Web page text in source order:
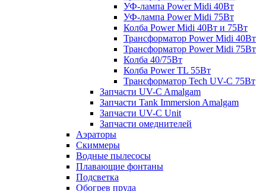
УФ-лампа Power Midi 40Вт
УФ-лампа Power Midi 75Вт
Колба Power Midi 40Вт и 75Вт
Трансформатор Power Midi 40Вт
Трансформатор Power Midi 75Вт
Колба 40/75Вт
Колба Power TL 55Вт
Трансформатор Tech UV-C 75Вт
Запчасти UV-C Amalgam
Запчасти Tank Immersion Amalgam
Запчасти UV-C Unit
Запчасти омеднителей
Аэраторы
Cкиммеры
Водные пылесосы
Плавающие фонтаны
Подсветка
Обогрев пруда